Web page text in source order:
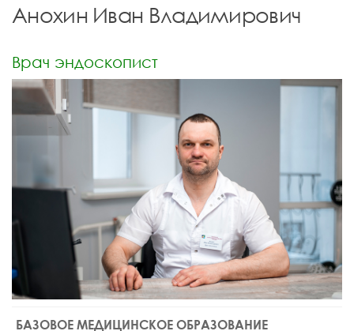
Анохин Иван Владимирович
Врач эндоскопист
БАЗОВОЕ МЕДИЦИНСКОЕ ОБРАЗОВАНИЕ